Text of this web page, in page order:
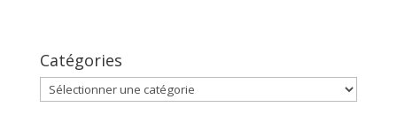
Catégories
Catégories